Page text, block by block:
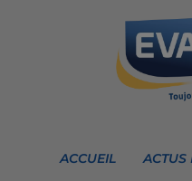
ACCUEIL ACTUS